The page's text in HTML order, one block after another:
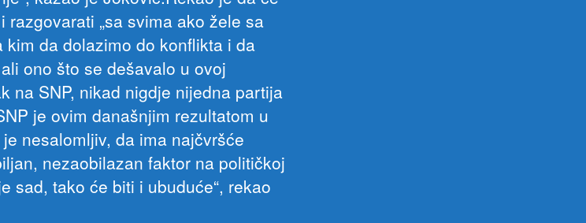
razgovarati „sa svima ako žele sa
kim da dolazimo do konflikta i da
ono što se dešavalo u ovoj
na SNP, nikad nigdje nijedna partija
je ovim današnjim rezultatom u
nesalomljiv, da ima najčvršće
nezaobilazan faktor na političkoj
sad, tako će biti i ubuduće“, rekao